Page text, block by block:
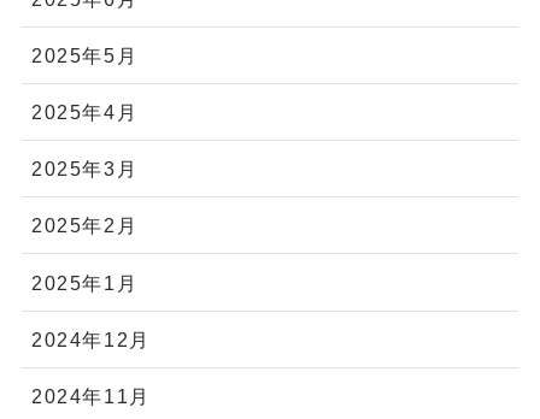
2025年5月
2025年4月
2025年3月
2025年2月
2025年1月
2024年12月
2024年11月